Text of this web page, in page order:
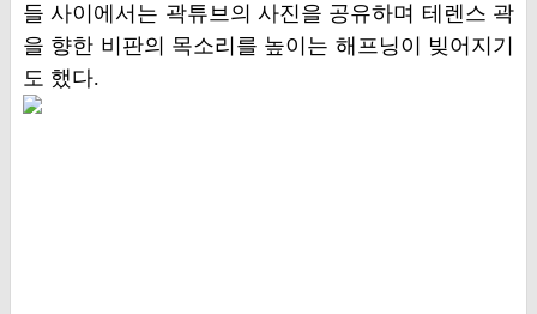
들 사이에서는 곽튜브의 사진을 공유하며 테렌스 곽
을 향한 비판의 목소리를 높이는 해프닝이 빚어지기
도 했다.